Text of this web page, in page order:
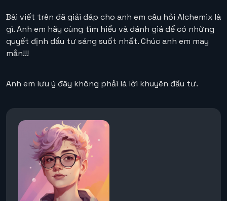
Bài viết trên đã giải đáp cho anh em câu hỏi Alchemix là
gì. Anh em hãy cùng tìm hiểu và đánh giá để có những
quyết định đầu tư sáng suốt nhất. Chúc anh em may
mắn!!!
Anh em lưu ý đây không phải là lời khuyên đầu tư.